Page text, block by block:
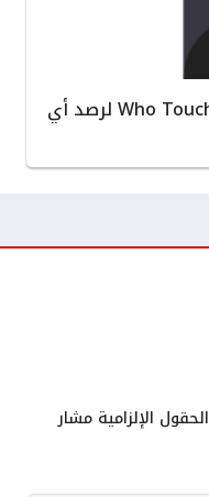
مراجعة تطبيق Who Touched My Phone لرصد أي
الحقول الإلزامية مشار